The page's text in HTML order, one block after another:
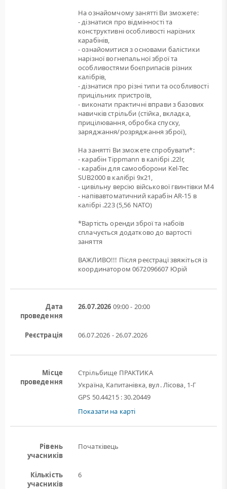
На ознайомчому занятті Ви зможете:
- дізнатися про відмінності та
конструктивні особливості нарізних
карабінів,
- ознайомитися з основами балістики
нарізної вогнепальної зброї та
особливостями боєприпасів різних
калібрів,
- дізнатися про різні типи та особливості
прицільних пристроїв,
- виконати практичні вправи з базових
навичків стрільби (стійка, вкладка,
прицілювання, обробка спуску,
заряджання/розряджання зброї),
На занятті Ви зможете спробувати*:
- карабін Tippmann в калібрі .22lr,
- карабін для самооборони Kel-Tec
SUB2000 в калібрі 9х21,
- цивільну версію військової гвинтівки M4
- напівавтоматичний карабін AR-15 в
калібрі .223 (5,56 NATO)
*Вартість оренди зброї та набоїв
сплачується додатково до вартості
заняття
ВАЖЛИВО!!! Після реєстрацї звяжіться із
координатором 0672096607 Юрій
Дата
проведення
26.07.2026 09:00 - 20:00
Реєстрація 06.07.2026 - 26.07.2026
Місце
проведення
Стрільбище ПРАКТИКА
Україна, Капитанівка, вул. Лісова, 1-Г
GPS 50.44215 : 30.20449
Показати на карті
Рівень
учасників
Початківець
Кількість
учасників
6